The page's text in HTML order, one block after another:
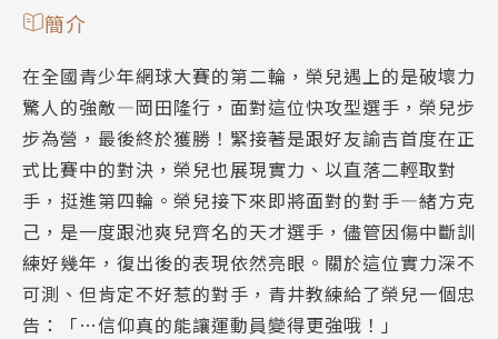
簡介
在全國青少年網球大賽的第二輪，榮兒遇上的是破壞力
驚人的強敵―岡田隆行，面對這位快攻型選手，榮兒步
步為營，最後終於獲勝！緊接著是跟好友諭吉首度在正
式比賽中的對決，榮兒也展現實力、以直落二輕取對
手，挺進第四輪。榮兒接下來即將面對的對手―緒方克
己，是一度跟池爽兒齊名的天才選手，儘管因傷中斷訓
練好幾年，復出後的表現依然亮眼。關於這位實力深不
可測、但肯定不好惹的對手，青井教練給了榮兒一個忠
告：「…信仰真的能讓運動員變得更強哦！」